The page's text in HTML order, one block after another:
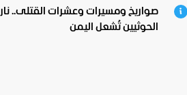
صواريخ ومسيرات وعشرات القتلى.. نار
الحوثيين تُشعل اليمن